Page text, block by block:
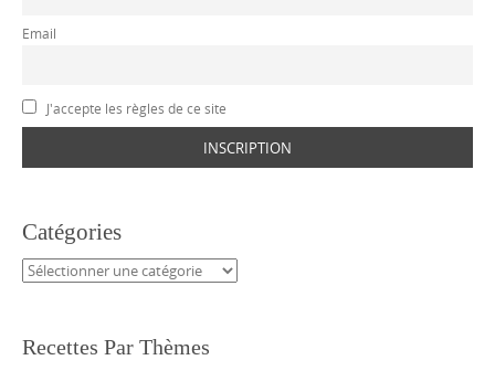
Email
J'accepte les règles de ce site
Catégories
Catégories
Recettes Par Thèmes